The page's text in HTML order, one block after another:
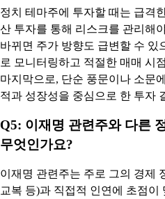
정치 테마주에 투자할 때는 급격
산 투자를 통해 리스크를 관리해
바뀌면 주가 방향도 급변할 수 있
로 모니터링하고 적절한 매매 시
마지막으로, 단순 풍문이나 소문
적과 성장성을 중심으로 한 투자
Q5: 이재명 관련주와 다른
무엇인가요?
이재명 관련주는 주로 그의 경제
교복 등)과 직접적 인연에 초점이